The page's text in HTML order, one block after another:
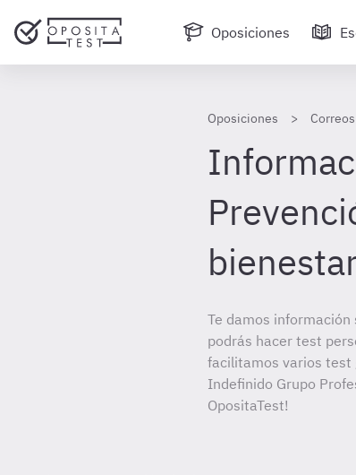
Oposiciones
Oposiciones Correos
Te damos información
podrás hacer test
facilitamos varios test
Indefinido Grupo
OpositaTest!